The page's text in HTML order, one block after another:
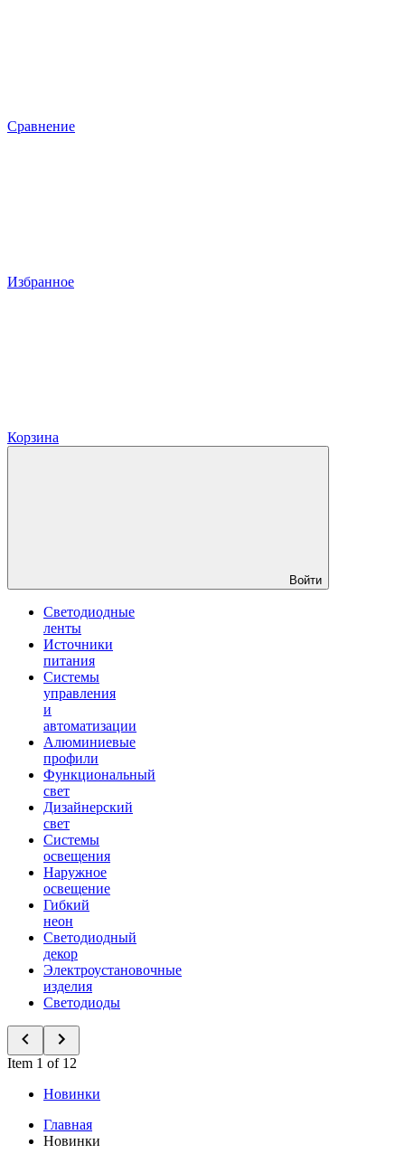
Сравнение
Избранное
Корзина
Войти
Светодиодные
ленты
Источники
питания
Системы
управления
и
автоматизации
Алюминиевые
профили
Функциональный
свет
Дизайнерский
свет
Системы
освещения
Наружное
освещение
Гибкий
неон
Светодиодный
декор
Электроустановочные
изделия
Светодиоды
Item 1 of 12
Новинки
Главная
Новинки